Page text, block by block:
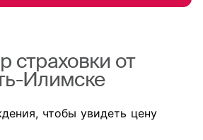
страховки от
Илимске
чтобы увидеть цену